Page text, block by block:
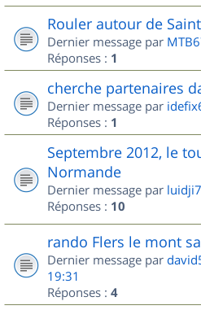
Rouler autour de
Dernier message par
Réponses : 1
cherche partenaires
Dernier message par
Réponses : 1
Septembre 2012, le
Normande
Dernier message par
Réponses : 10
rando Flers le mont
Dernier message par
19:31
Réponses : 4